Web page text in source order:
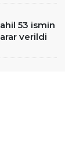
53 ismin
verildi